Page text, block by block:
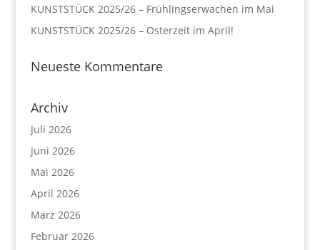
KUNSTSTÜCK 2025/26 – Frühlingserwachen im Mai
KUNSTSTÜCK 2025/26 – Osterzeit im April!
Neueste Kommentare
Archiv
Juli 2026
Juni 2026
Mai 2026
April 2026
März 2026
Februar 2026